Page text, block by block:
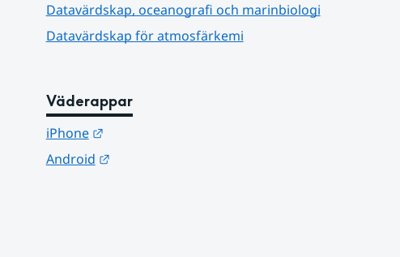
Datavärdskap, oceanografi och marinbiologi
Datavärdskap för atmosfärkemi
Väderappar
iPhone
Länk till annan webbplats.
Android
Länk till annan webbplats.